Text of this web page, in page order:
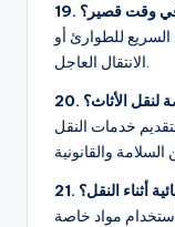
في وقت قصير؟
للطوارئ أو
الانتقال العاجل.
لنقل الأثاث؟
خدمات النقل
أثناء النقل؟
مواد خاصة